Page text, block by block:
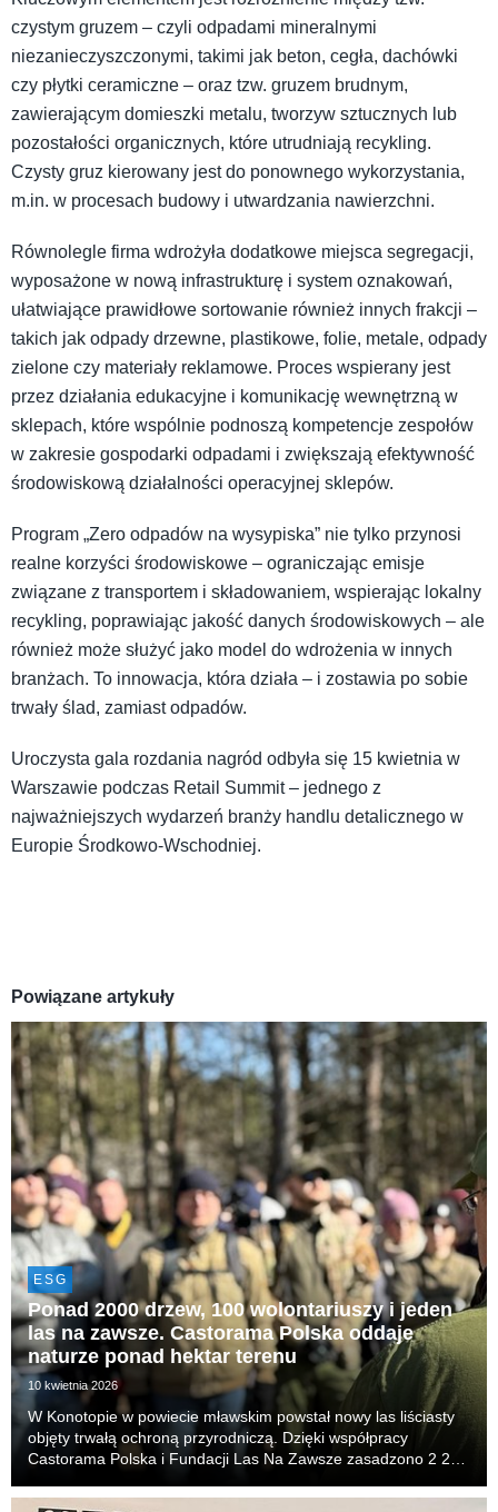
czystym gruzem – czyli odpadami mineralnymi
niezanieczyszczonymi, takimi jak beton, cegła, dachówki
czy płytki ceramiczne – oraz tzw. gruzem brudnym,
zawierającym domieszki metalu, tworzyw sztucznych lub
pozostałości organicznych, które utrudniają recykling.
Czysty gruz kierowany jest do ponownego wykorzystania,
m.in. w procesach budowy i utwardzania nawierzchni.
Równolegle firma wdrożyła dodatkowe miejsca segregacji,
wyposażone w nową infrastrukturę i system oznakowań,
ułatwiające prawidłowe sortowanie również innych frakcji –
takich jak odpady drzewne, plastikowe, folie, metale, odpady
zielone czy materiały reklamowe. Proces wspierany jest
przez działania edukacyjne i komunikację wewnętrzną w
sklepach, które wspólnie podnoszą kompetencje zespołów
w zakresie gospodarki odpadami i zwiększają efektywność
środowiskową działalności operacyjnej sklepów.
Program „Zero odpadów na wysypiska” nie tylko przynosi
realne korzyści środowiskowe – ograniczając emisje
związane z transportem i składowaniem, wspierając lokalny
recykling, poprawiając jakość danych środowiskowych – ale
również może służyć jako model do wdrożenia w innych
branżach. To innowacja, która działa – i zostawia po sobie
trwały ślad, zamiast odpadów.
Uroczysta gala rozdania nagród odbyła się 15 kwietnia w
Warszawie podczas Retail Summit – jednego z
najważniejszych wydarzeń branży handlu detalicznego w
Europie Środkowo-Wschodniej.
Powiązane artykuły
ESG
Ponad 2000 drzew, 100 wolontariuszy i jeden
las na zawsze. Castorama Polska oddaje
naturze ponad hektar terenu
10 kwietnia 2026
W Konotopie w powiecie mławskim powstał nowy las liściasty
objęty trwałą ochroną przyrodniczą. Dzięki współpracy
Castorama Polska i Fundacji Las Na Zawsze zasadzono 2 200
wody, stabilność gleby i bioróżnorodność ...